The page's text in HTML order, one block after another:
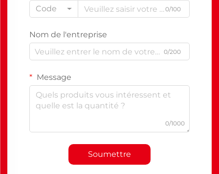
Code
0/100
Nom de l'entreprise
0/200
Message
0/1000
Soumettre